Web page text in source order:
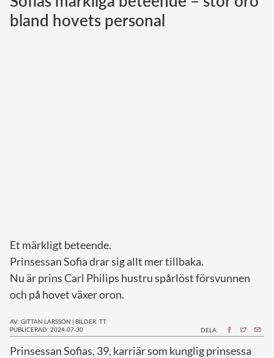
Norska kungahuset
bland hovets personal
Et märkligt beteende.
Prinsessan Sofia drar sig allt mer tillbaka.
Nu är prins Carl Philips hustru spårlöst försvunnen
och på hovet växer oron.
AV: GITTAN LARSSON | BILDER: TT
PUBLICERAD: 2024-07-30
DELA:
Prinsessan Sofias, 39, karriär som kunglig prinsessa